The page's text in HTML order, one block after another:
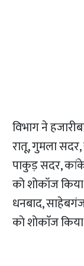
विभाग ने
रातू, गुमला सदर,
पाकुड़ सदर,
को शोकॉज
धनबाद,
काे शाेकाॅज